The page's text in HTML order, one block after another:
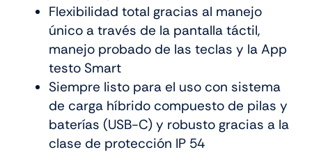
Flexibilidad total gracias al manejo
único a través de la pantalla táctil,
manejo probado de las teclas y la App
testo Smart
Siempre listo para el uso con sistema
de carga híbrido compuesto de pilas y
baterías (USB-C) y robusto gracias a la
clase de protección IP 54